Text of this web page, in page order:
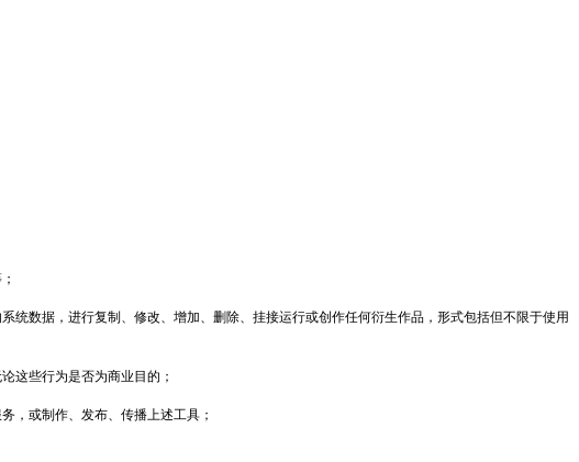
数据，进行复制、修改、增加、删除、挂接运行或创作任何衍生作品，形式包括但不限于使用
这些行为是否为商业目的；
，或制作、发布、传播上述工具；